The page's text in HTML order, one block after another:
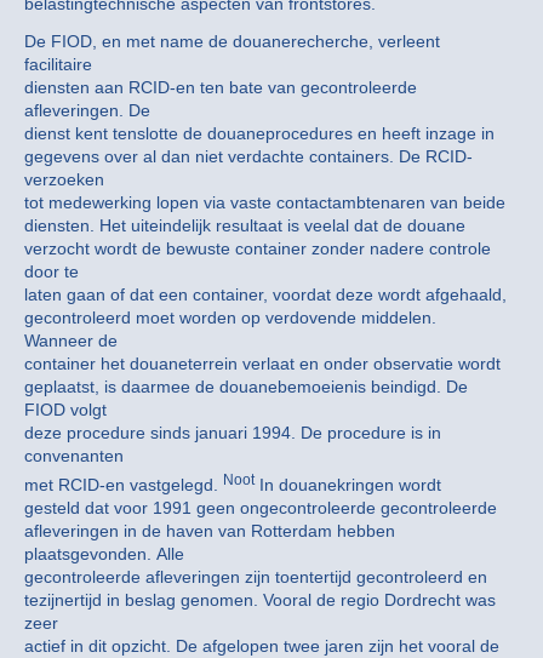
belastingtechnische aspecten van frontstores.
De FIOD, en met name de douanerecherche, verleent
facilitaire
diensten aan RCID-en ten bate van gecontroleerde
afleveringen. De
dienst kent tenslotte de douaneprocedures en heeft inzage in
gegevens over al dan niet verdachte containers. De RCID-
verzoeken
tot medewerking lopen via vaste contactambtenaren van beide
diensten. Het uiteindelijk resultaat is veelal dat de douane
verzocht wordt de bewuste container zonder nadere controle
door te
laten gaan of dat een container, voordat deze wordt afgehaald,
gecontroleerd moet worden op verdovende middelen.
Wanneer de
container het douaneterrein verlaat en onder observatie wordt
geplaatst, is daarmee de douanebemoeienis beindigd. De
FIOD volgt
deze procedure sinds januari 1994. De procedure is in
convenanten
met RCID-en vastgelegd. NootIn douanekringen wordt
gesteld dat voor 1991 geen ongecontroleerde gecontroleerde
afleveringen in de haven van Rotterdam hebben
plaatsgevonden. Alle
gecontroleerde afleveringen zijn toentertijd gecontroleerd en
tezijnertijd in beslag genomen. Vooral de regio Dordrecht was
zeer
actief in dit opzicht. De afgelopen twee jaren zijn het vooral de